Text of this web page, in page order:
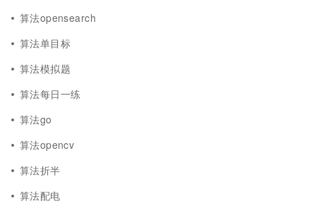
算法opensearch
算法单目标
算法模拟题
算法每日一练
算法go
算法opencv
算法折半
算法配电